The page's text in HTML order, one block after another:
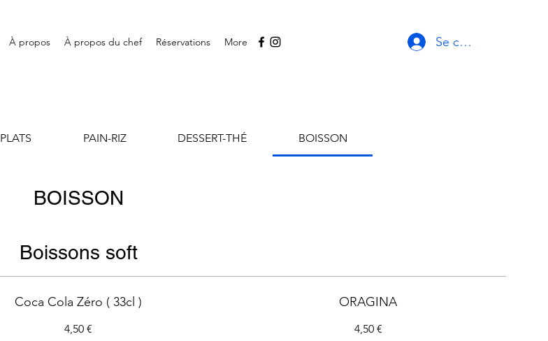
À propos À propos du chef Réservations More Se connecter
PLATS PAIN-RIZ DESSERT-THÉ BOISSON
BOISSON
Boissons soft
Coca Cola Zéro ( 33cl )
4,50 €
ORAGINA
4,50 €